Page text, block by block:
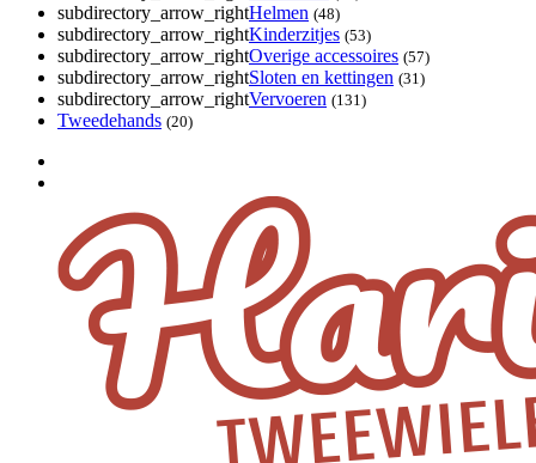
subdirectory_arrow_rightHelmen (48)
subdirectory_arrow_rightKinderzitjes (53)
subdirectory_arrow_rightOverige accessoires (57)
subdirectory_arrow_rightSloten en kettingen (31)
subdirectory_arrow_rightVervoeren (131)
Tweedehands (20)